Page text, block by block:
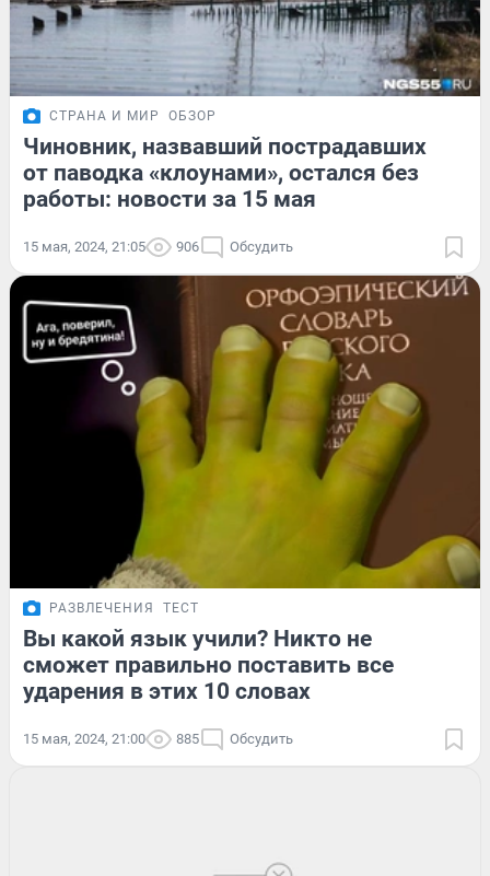
СТРАНА И МИР ОБЗОР
Чиновник, назвавший пострадавших
от паводка «клоунами», остался без
работы: новости за 15 мая
15 мая, 2024, 21:05 906 Обсудить
РАЗВЛЕЧЕНИЯ ТЕСТ
Вы какой язык учили? Никто не
сможет правильно поставить все
ударения в этих 10 словах
15 мая, 2024, 21:00 885 Обсудить